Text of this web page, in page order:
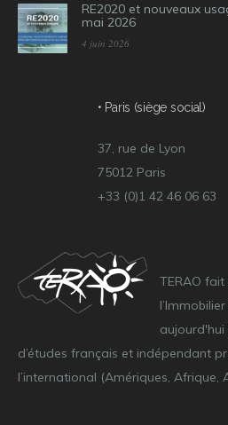
RE2020 et nouveaux
mai 2026
4 juin 2026
• Paris (siège social)
37, rue de Lyon
75012 Paris
+33 (0)1 42 46 06 63
TERAO
aujourd'hui
d’études français et indépendant
l’international (Amériques, Afrique,